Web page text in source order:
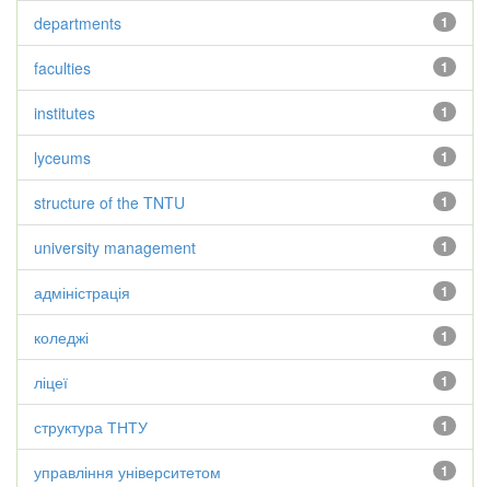
1
departments
1
faculties
1
institutes
1
lyceums
1
structure of the TNTU
1
university management
1
адміністрація
1
коледжі
1
ліцеї
1
структура ТНТУ
1
управління університетом